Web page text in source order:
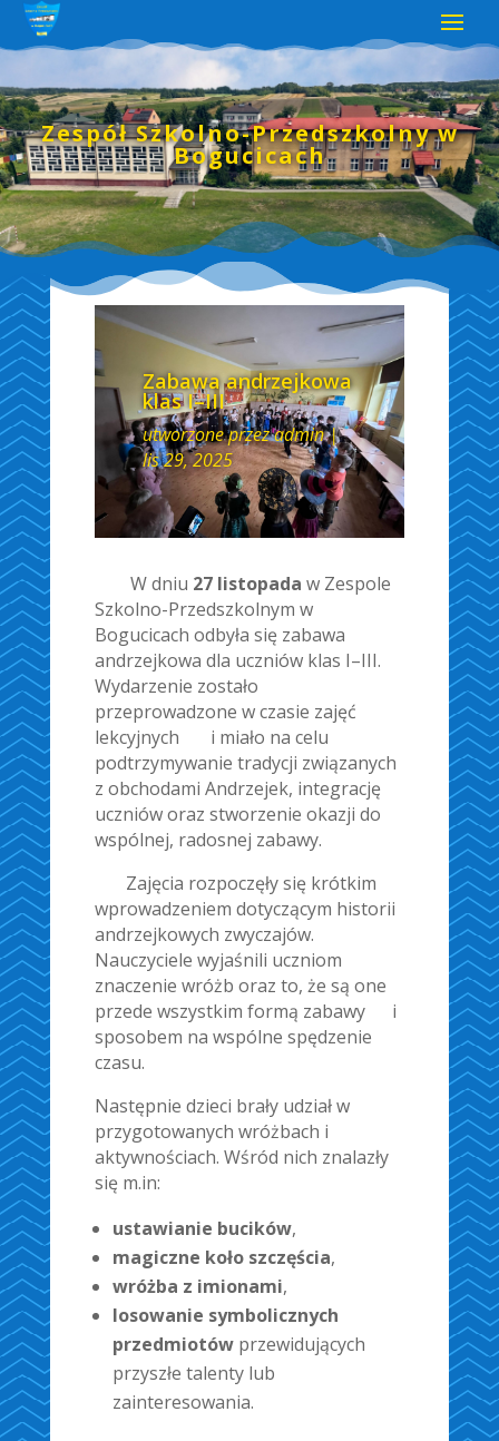
Zespół Szkolno-Przedszkolny w
Bogucicach
Zabawa andrzejkowa
klas I–III
utworzone przezadmin|
lis 29, 2025
W dniu 27 listopada w Zespole
Szkolno-Przedszkolnym w
Bogucicach odbyła się zabawa
andrzejkowa dla uczniów klas I–III.
Wydarzenie zostało
przeprowadzone w czasie zajęć
lekcyjnych i miało na celu
podtrzymywanie tradycji związanych
z obchodami Andrzejek, integrację
uczniów oraz stworzenie okazji do
wspólnej, radosnej zabawy.
Zajęcia rozpoczęły się krótkim
wprowadzeniem dotyczącym historii
andrzejkowych zwyczajów.
Nauczyciele wyjaśnili uczniom
znaczenie wróżb oraz to, że są one
przede wszystkim formą zabawy i
sposobem na wspólne spędzenie
czasu.
Następnie dzieci brały udział w
przygotowanych wróżbach i
aktywnościach. Wśród nich znalazły
się m.in:
ustawianie bucików,
magiczne koło szczęścia,
wróżba z imionami,
losowanie symbolicznych
przedmiotówprzewidujących
przyszłe talenty lub
zainteresowania.